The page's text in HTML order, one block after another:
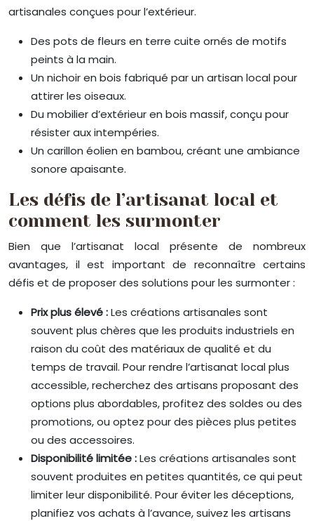
artisanales conçues pour l’extérieur.
Des pots de fleurs en terre cuite ornés de motifs
peints à la main.
Un nichoir en bois fabriqué par un artisan local pour
attirer les oiseaux.
Du mobilier d’extérieur en bois massif, conçu pour
résister aux intempéries.
Un carillon éolien en bambou, créant une ambiance
sonore apaisante.
Les défis de l’artisanat local et
comment les surmonter
Bien que l’artisanat local présente de nombreux
avantages, il est important de reconnaître certains
défis et de proposer des solutions pour les surmonter :
Prix plus élevé :Les créations artisanales sont
souvent plus chères que les produits industriels en
raison du coût des matériaux de qualité et du
temps de travail. Pour rendre l’artisanat local plus
accessible, recherchez des artisans proposant des
options plus abordables, profitez des soldes ou des
promotions, ou optez pour des pièces plus petites
ou des accessoires.
Disponibilité limitée :Les créations artisanales sont
souvent produites en petites quantités, ce qui peut
limiter leur disponibilité. Pour éviter les déceptions,
planifiez vos achats à l’avance, suivez les artisans